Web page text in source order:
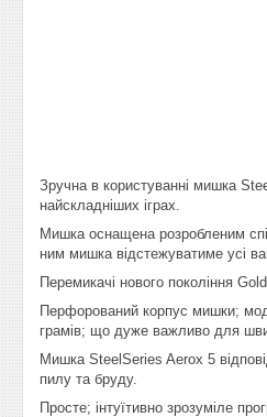
Зручна в користуванні мишка
найскладніших іграх.
Мишка оснащена розробленим
ним мишка відстежуватиме усі
Перемикачі нового покоління
Перфорований корпус мишки;
грамів; що дуже важливо для
Мишка SteelSeries Aerox 5
пилу та бруду.
Просте; інтуїтивно зрозуміле